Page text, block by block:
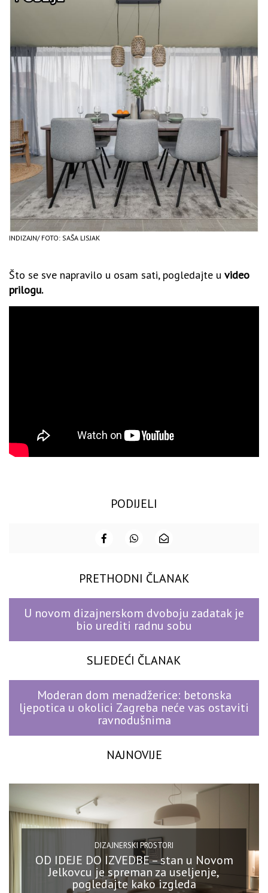
INDIZAJN/ FOTO: SAŠA LISJAK
Što se sve napravilo u osam sati, pogledajte u video
prilogu.
PODIJELI
PRETHODNI ČLANAK
U novom dizajnerskom dvoboju zadatak je
bio urediti radnu sobu
SLJEDEĆI ČLANAK
Moderan dom menadžerice: betonska
ljepotica u okolici Zagreba neće vas ostaviti
ravnodušnima
NAJNOVIJE
DIZAJNERSKI PROSTORI
OD IDEJE DO IZVEDBE – stan u Novom
Jelkovcu je spreman za useljenje,
pogledajte kako izgleda